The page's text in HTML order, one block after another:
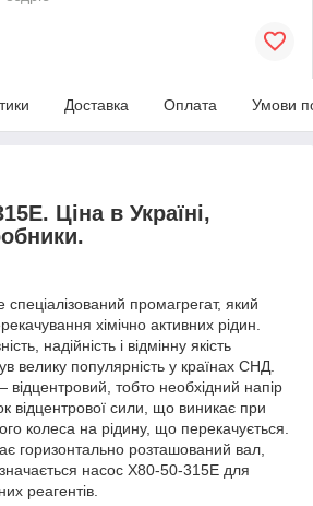
Доставка Оплата Умови
Ціна в Україні,
промагрегат, який
хімічно активних рідин.
надійність і відмінну якість
велику популярність у країнах СНД.
тобто необхідний напір
відцентрової сили, що виникає при
колеса на рідину, що перекачується.
горизонтально розташований вал,
насос Х80-50-315Е для
реагентів.